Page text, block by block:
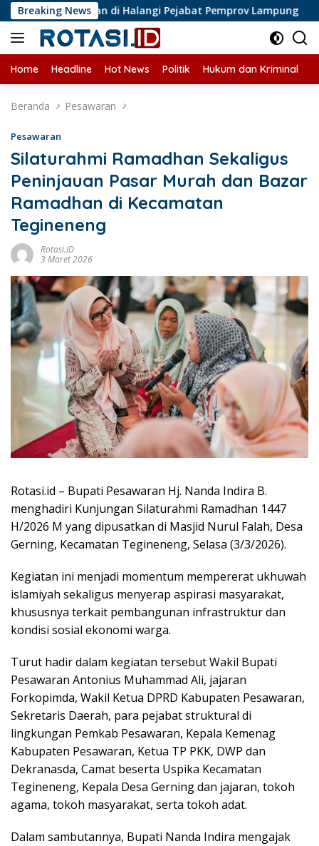
Langsung
ke
konten
Breaking News
Liputan di Halangi Pejabat Pemprov Lampung
Home Headline Hot News Politik Hukum dan Kriminal
Beranda Pesawaran
Pesawaran
Silaturahmi Ramadhan Sekaligus
Peninjauan Pasar Murah dan Bazar
Ramadhan di Kecamatan
Tegineneng
Rotasi.ID
3 Maret 2026
Rotasi.id – Bupati Pesawaran Hj. Nanda Indira B.
menghadiri Kunjungan Silaturahmi Ramadhan 1447
H/2026 M yang dipusatkan di Masjid Nurul Falah, Desa
Gerning, Kecamatan Tegineneng, Selasa (3/3/2026).
Kegiatan ini menjadi momentum mempererat ukhuwah
islamiyah sekaligus menyerap aspirasi masyarakat,
khususnya terkait pembangunan infrastruktur dan
kondisi sosial ekonomi warga.
Turut hadir dalam kegiatan tersebut Wakil Bupati
Pesawaran Antonius Muhammad Ali, jajaran
Forkopimda, Wakil Ketua DPRD Kabupaten Pesawaran,
Sekretaris Daerah, para pejabat struktural di
lingkungan Pemkab Pesawaran, Kepala Kemenag
Kabupaten Pesawaran, Ketua TP PKK, DWP dan
Dekranasda, Camat beserta Uspika Kecamatan
Tegineneng, Kepala Desa Gerning dan jajaran, tokoh
agama, tokoh masyarakat, serta tokoh adat.
Dalam sambutannya, Bupati Nanda Indira mengajak